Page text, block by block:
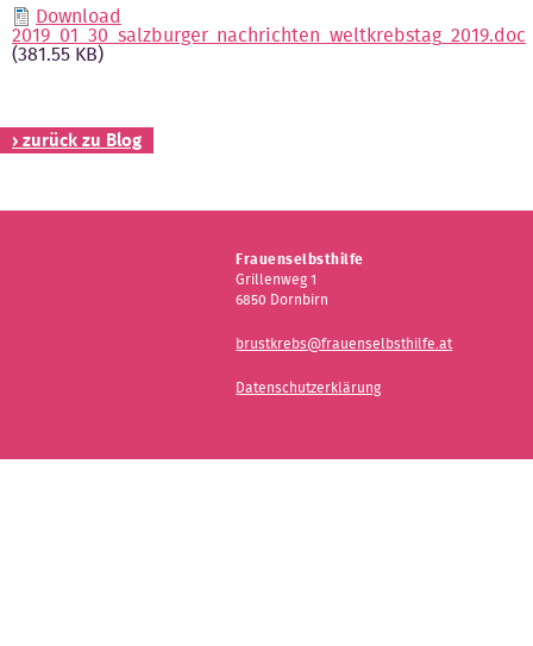
Der Verein
Kontakt
Download
2019_01_30_salzburger_nachrichten_weltkrebstag_2019.doc
(381.55 KB)
› zurück zu Blog
Frauenselbsthilfe
Grillenweg 1
6850 Dornbirn
brustkrebs@frauenselbsthilfe.at
Datenschutzerklärung